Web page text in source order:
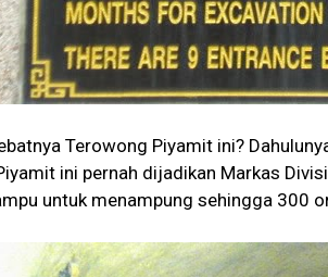
Terowong Piyamit ini?
ini pernah dijadikan Markas
untuk menampung sehingga 300